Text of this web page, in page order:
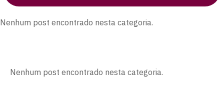
Nenhum post encontrado nesta categoria.
Nenhum post encontrado nesta categoria.